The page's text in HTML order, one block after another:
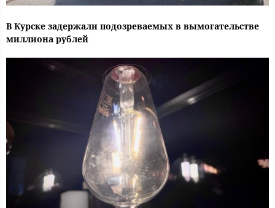
В Курске задержали подозреваемых в вымогательстве
миллиона рублей